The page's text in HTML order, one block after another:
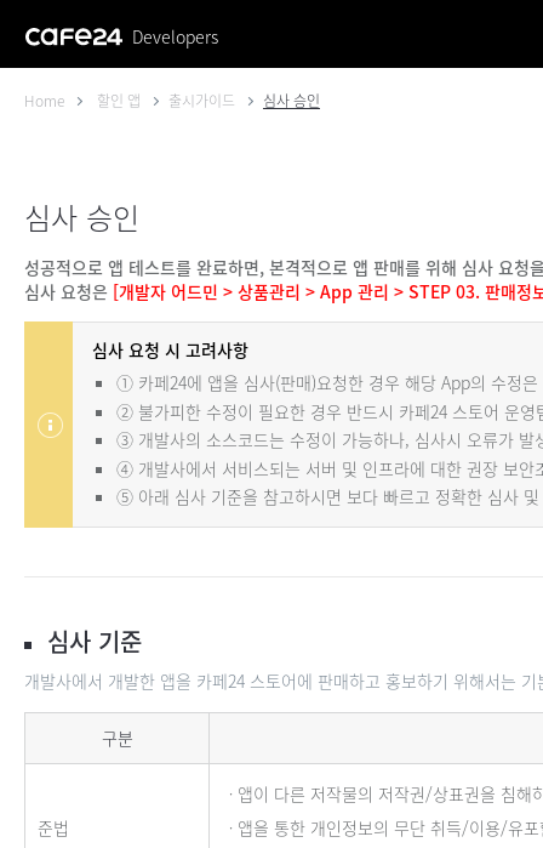
Developers
Home 할인 앱 출시가이드 심사 승인
심사 승인
성공적으로 앱 테스트를 완료하면, 본격적으로 앱 판매를 위해 심사 요청
심사 요청은 [개발자 어드민 > 상품관리 > App 관리 > STEP 03. 판매정
심사 요청 시 고려사항
① 카페24에 앱을 심사(판매)요청한 경우 해당 App의 수정은
② 불가피한 수정이 필요한 경우 반드시 카페24 스토어 운
③ 개발사의 소스코드는 수정이 가능하나, 심사시 오류가 발
④ 개발사에서 서비스되는 서버 및 인프라에 대한 권장 보안
⑤ 아래 심사 기준을 참고하시면 보다 빠르고 정확한 심사
심사 기준
개발사에서 개발한 앱을 카페24 스토어에 판매하고 홍보하기 위해서는
구분
준법
ㆍ앱이 다른 저작물의 저작권/상표권을 침
ㆍ앱을 통한 개인정보의 무단 취득/이용/유